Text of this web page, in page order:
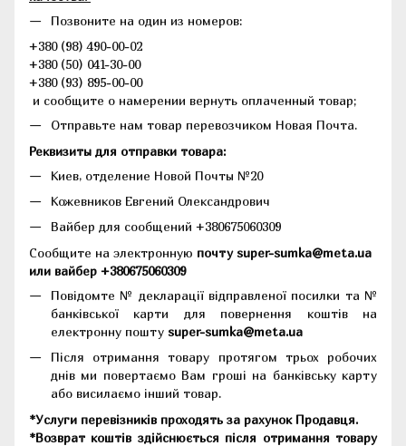
Позвоните на один из номеров:
+380 (98) 490-00-02
+380 (50) 041-30-00
+380 (93) 895-00-00
и сообщите о намерении вернуть оплаченный товар;
Отправьте нам товар перевозчиком Новая Почта.
Реквизиты для отправки товара:
Киев, отделение Новой Почты №20
Кожевников Евгений Олександрович
Вайбер для сообщений +380675060309
Сообщите на электронную почту super-sumka@meta.ua
или вайбер +380675060309
Повідомте № декларації відправленої посилки та №
банківської карти для повернення коштів на
електронну пошту super-sumka@meta.ua
Після отримання товару протягом трьох робочих
днів ми повертаємо Вам гроші на банківську карту
або висилаємо інший товар.
*Услуги перевізників проходять за рахунок Продавця.
*Возврат коштів здійснюється після отримання товару